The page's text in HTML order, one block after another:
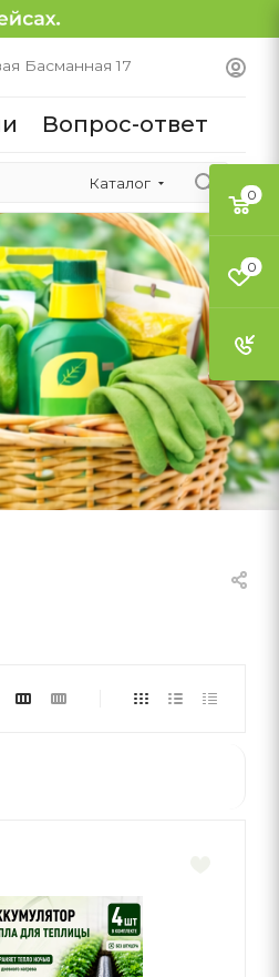
Басманная 17
Вопрос-ответ
Каталог
0
0